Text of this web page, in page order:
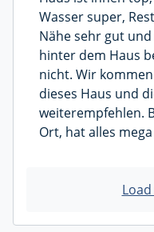
Wasser super,
Nähe sehr gut
hinter dem Haus
nicht. Wir
dieses Haus und
weiterempfehlen.
Ort, hat alles